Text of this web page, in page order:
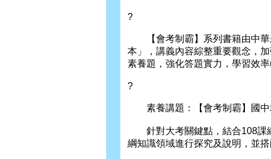
?
【會考制霸】系列書籍由中華
本」，講義內容綜整重要觀念，
素養題，強化答題實力，學習效率
?
素養講題：【會考制霸】國中
針對大考關鍵點，結合108課
綱知識領域進行探究及說明，並